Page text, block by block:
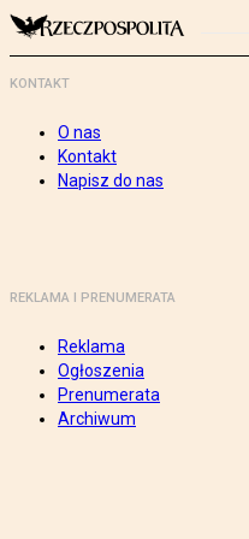
KONTAKT
O nas
Kontakt
Napisz do nas
REKLAMA I PRENUMERATA
Reklama
Ogłoszenia
Prenumerata
Archiwum